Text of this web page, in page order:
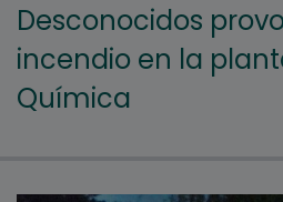
Desconocidos
incendio en la
Química